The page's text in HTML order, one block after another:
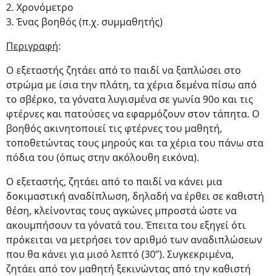
2. Χρονόμετρο
3. Ένας βοηθός (π.χ. συμμαθητής)
Περιγραφή:
Ο εξεταστής ζητάει από το παιδί να ξαπλώσει στο
στρώμα με ίσια την πλάτη, τα χέρια δεμένα πίσω από
το σβέρκο, τα γόνατα λυγισμένα σε γωνία 90ο και τις
φτέρνες και πατούσες να εφαρμόζουν στον τάπητα. Ο
βοηθός ακινητοποιεί τις φτέρνες του μαθητή,
τοποθετώντας τους μηρούς και τα χέρια του πάνω στα
πόδια του (όπως στην ακόλουθη εικόνα).
Ο εξεταστής, ζητάει από το παιδί να κάνει μια
δοκιμαστική αναδίπλωση, δηλαδή να έρθει σε καθιστή
θέση, κλείνοντας τους αγκώνες μπροστά ώστε να
ακουμπήσουν τα γόνατά του. Έπειτα του εξηγεί ότι
πρόκειται να μετρήσει τον αριθμό των αναδιπλώσεων
που θα κάνει για μισό λεπτό (30’’). Συγκεκριμένα,
ζητάει από τον μαθητή ξεκινώντας από την καθιστή